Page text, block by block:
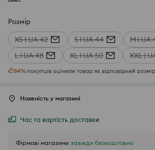
Розмір
XS I UA 42 S I UA 44
M I UA
L I UA 48
XL I UA 50 XXL |
84% покупців оцінили товар як відповідний
Наявність у магазині
Час та вартість доставки
Фірмові магазини завжди безкоштовно